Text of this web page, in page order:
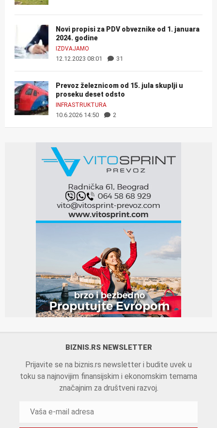
Novi propisi za PDV obveznike od 1. januara
2024. godine
IZDVAJAMO
12.12.2023 08:01 31
Prevoz železnicom od 15. jula skuplji u
proseku deset odsto
INFRASTRUKTURA
10.6.2026 14:50 2
BIZNIS.RS NEWSLETTER
Prijavite se na biznis.rs newsletter i budite uvek u
toku sa najnovijim finansijskim i ekonomskim temama
značajnim za društveni razvoj.